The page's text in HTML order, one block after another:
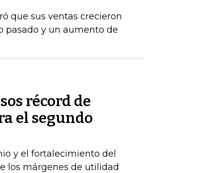
que sus ventas crecieron
pasado y un aumento de
récord de
el segundo
y el fortalecimiento del
los márgenes de utilidad